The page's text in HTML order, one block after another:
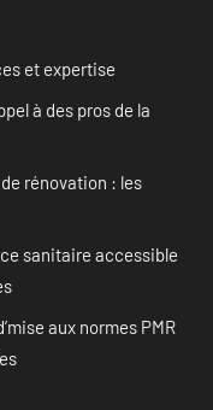
et expertise
à des pros de la
rénovation : les
sanitaire accessible
aux normes PMR